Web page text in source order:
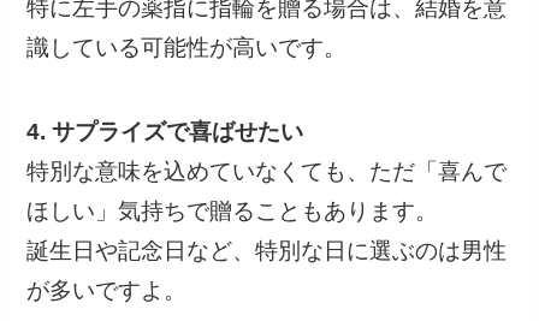
特に左手の薬指に指輪を贈る場合は、結婚を意
識している可能性が高いです。
4. サプライズで喜ばせたい
特別な意味を込めていなくても、ただ「喜んで
ほしい」気持ちで贈ることもあります。
誕生日や記念日など、特別な日に選ぶのは男性
が多いですよ。